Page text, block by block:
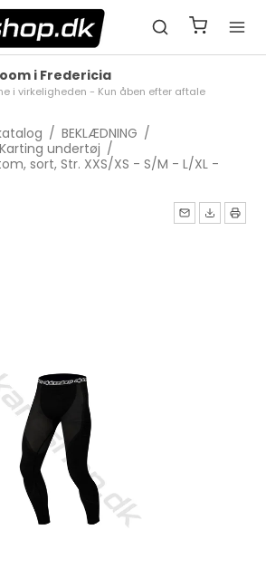
i Fredericia
i virkeligheden - Kun åben efter aftale
/ BEKLÆDNING /
Karting undertøj /
sort, Str. XXS/XS - S/M - L/XL -